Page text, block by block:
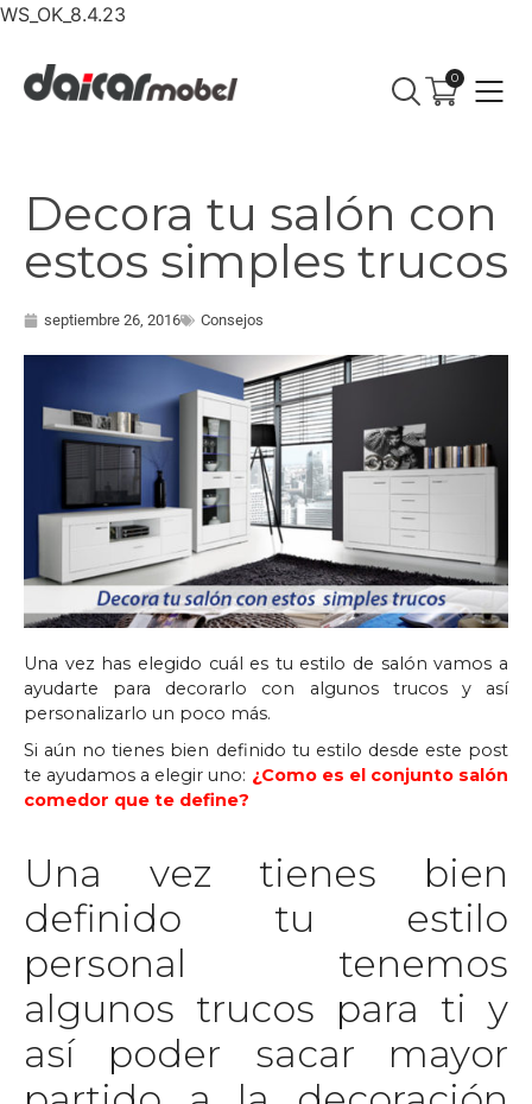
WS_OK_8.4.23
0
Decora tu salón con
estos simples trucos
septiembre 26, 2016 Consejos
Una vez has elegido cuál es tu estilo de salón vamos a
ayudarte para decorarlo con algunos trucos y así
personalizarlo un poco más.
Si aún no tienes bien definido tu estilo desde este post
te ayudamos a elegir uno: ¿Como es el conjunto salón
comedor que te define?
Una vez tienes bien
definido tu estilo
personal tenemos
algunos trucos para ti y
así poder sacar mayor